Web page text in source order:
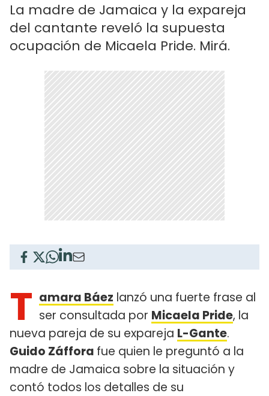
La madre de Jamaica y la expareja
del cantante reveló la supuesta
ocupación de Micaela Pride. Mirá.
T amara Báez lanzó una fuerte frase al
ser consultada por Micaela Pride, la
nueva pareja de su expareja L-Gante.
Guido Záffora fue quien le preguntó a la
madre de Jamaica sobre la situación y
contó todos los detalles de su